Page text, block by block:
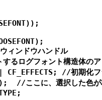
ンドウハンドル
グフォント構造体のア
CF_EFFECTS; //初期化フ
こに、選択した色が